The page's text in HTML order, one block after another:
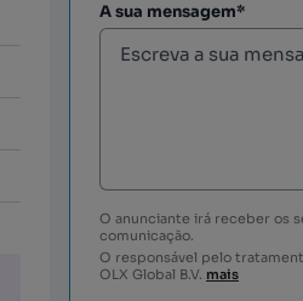
A sua mensagem*
O anunciante irá receber os
comunicação.
O responsável pelo
OLX Global B.V. mais